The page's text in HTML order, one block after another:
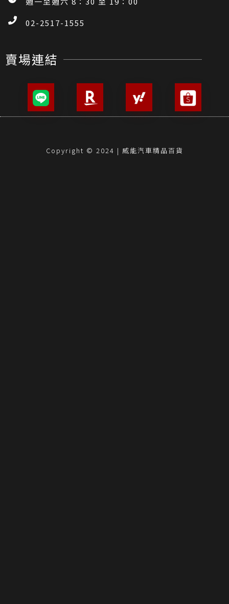
02-2517-1555
賣場連結
Copyright © 2024 | 威能汽車精品百貨